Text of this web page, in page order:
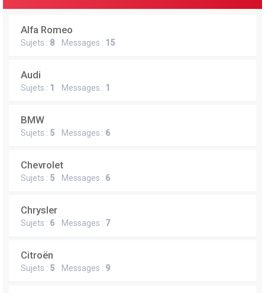
Alfa Romeo
Sujets : 8 Messages : 15
Audi
Sujets : 1 Messages : 1
BMW
Sujets : 5 Messages : 6
Chevrolet
Sujets : 5 Messages : 6
Chrysler
Sujets : 6 Messages : 7
Citroën
Sujets : 5 Messages : 9